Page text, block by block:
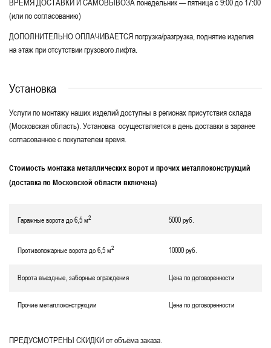
ВРЕМЯ ДОСТАВКИ И САМОВЫВОЗА понедельник — пятница с 9:00 до 17:00
(или по согласованию)
ДОПОЛНИТЕЛЬНО ОПЛАЧИВАЕТСЯ погрузка/разгрузка, поднятие изделия
на этаж при отсутствии грузового лифта.
Установка
Услуги по монтажу наших изделий доступны в регионах присутствия склада
(Московская область). Установка осуществляется в день доставки в заранее
согласованное с покупателем время.
Стоимость монтажа металлических ворот и прочих металлоконструкций
(доставка по Московской области включена)
Гаражные ворота до 6,5 м2 5000 руб.
Противопожарные ворота до 6,5 м2 10000 руб.
Ворота въездные, заборные ограждения Цена по договоренности
Прочие металлоконструкции Цена по договоренности
ПРЕДУСМОТРЕНЫ СКИДКИ от объёма заказа.